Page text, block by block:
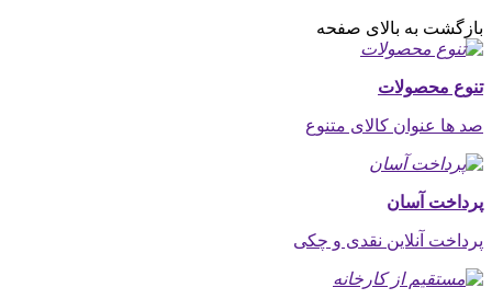
بازگشت به بالای صفحه
تنوع محصولات
صد ها عنوان کالای متنوع
پرداخت آسان
پرداخت آنلاین نقدی و چکی